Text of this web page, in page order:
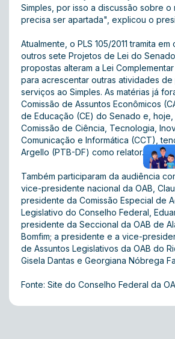
Simples, por isso a discussão sobre o
precisa ser apartada", explicou o
Atualmente, o PLS 105/2011 tramita
outros sete Projetos de Lei do
propostas alteram a Lei
para acrescentar outras atividades
serviços ao Simples. As matérias já
Comissão de Assuntos Econômicos
de Educação (CE) do Senado e,
Comissão de Ciência, Tecnologia,
Comunicação e Informática (CCT),
Argello (PTB-DF) como relator.
Também participaram da audiência
vice-presidente nacional da OAB,
presidente da Comissão Especial de
Legislativo do Conselho Federal,
presidente da Seccional da OAB de
Bomfim; a presidente e a vice-
de Assuntos Legislativos da OAB do
Gisela Dantas e Georgiana Nóbrega
Fonte: Site do Conselho Federal da